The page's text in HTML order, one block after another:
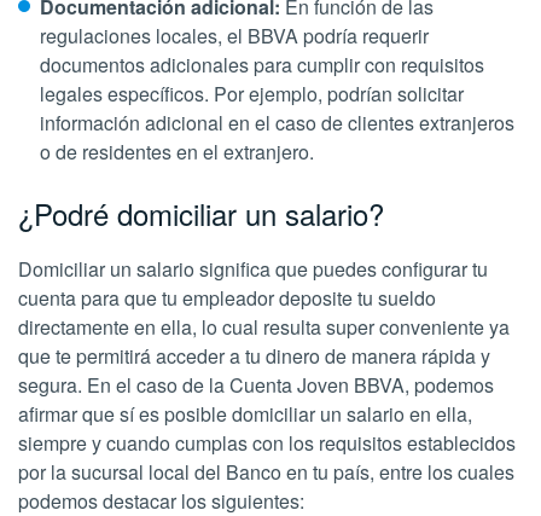
Documentación adicional: En función de las
regulaciones locales, el BBVA podría requerir
documentos adicionales para cumplir con requisitos
legales específicos. Por ejemplo, podrían solicitar
información adicional en el caso de clientes extranjeros
o de residentes en el extranjero.
¿Podré domiciliar un salario?
Domiciliar un salario significa que puedes configurar tu
cuenta para que tu empleador deposite tu sueldo
directamente en ella, lo cual resulta super conveniente ya
que te permitirá acceder a tu dinero de manera rápida y
segura. En el caso de la Cuenta Joven BBVA, podemos
afirmar que sí es posible domiciliar un salario en ella,
siempre y cuando cumplas con los requisitos establecidos
por la sucursal local del Banco en tu país, entre los cuales
podemos destacar los siguientes: